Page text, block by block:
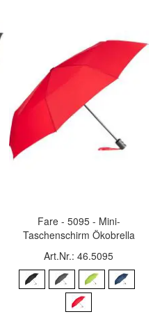
Fare - 5095 - Mini-
Taschenschirm Ökobrella
Art.Nr.: 46.5095